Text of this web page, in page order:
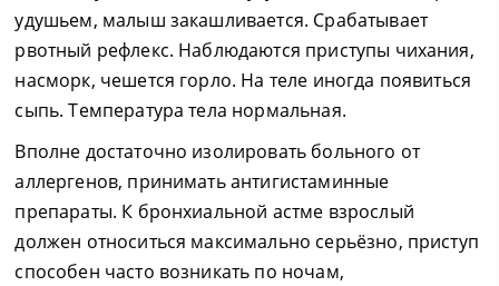
удушьем, малыш закашливается. Срабатывает
рвотный рефлекс. Наблюдаются приступы чихания,
насморк, чешется горло. На теле иногда появиться
сыпь. Температура тела нормальная.
Вполне достаточно изолировать больного от
аллергенов, принимать антигистаминные
препараты. К бронхиальной астме взрослый
должен относиться максимально серьёзно, приступ
способен часто возникать по ночам,